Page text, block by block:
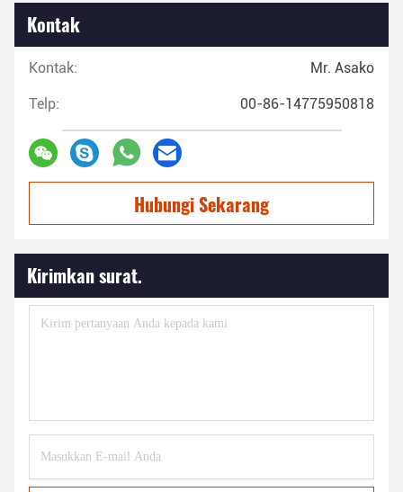
Kontak
Kontak: Mr. Asako
Telp: 00-86-14775950818
Hubungi Sekarang
Kirimkan surat.